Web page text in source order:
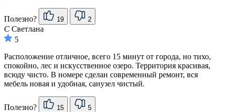
Полезно? 19 2
С Светлана
5
Расположение отличное, всего 15 минут от города, но тихо,
спокойно, лес и искусственное озеро. Территория красивая,
всюду чисто. В номере сделан современный ремонт, вся
мебель новая и удобная, санузел чистый.
Полезно? 15 5